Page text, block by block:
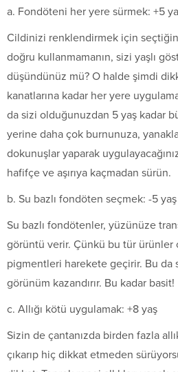
a. Fondöteni her yere sürmek: +5
Cildinizi renklendirmek için
doğru kullanmamanın, sizi yaşlı
düşündünüz mü? O halde şimdi
kanatlarına kadar her yere
da sizi olduğunuzdan 5 yaş kadar
yerine daha çok burnunuza,
dokunuşlar yaparak
hafifçe ve aşırıya kaçmadan sürün.
b. Su bazlı fondöten seçmek: -5 yaş
Su bazlı fondötenler, yüzünüze
görüntü verir. Çünkü bu tür ürünler
pigmentleri harekete geçirir. Bu da
görünüm kazandırır. Bu kadar basit!
c. Allığı kötü uygulamak: +8 yaş
Sizin de çantanızda birden fazla
çıkarıp hiç dikkat etmeden